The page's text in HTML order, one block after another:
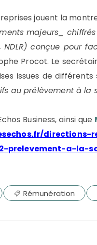
jouent la
majeurs_
NDLR) conçue pour
Procot. Le
issues de
au prélèvement à la
Business, ainsi que
prelevement-a-la-
Rémunération